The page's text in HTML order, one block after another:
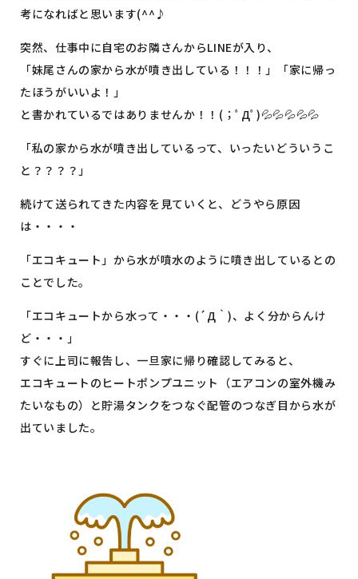
考になればと思います(^^♪
突然、仕事中に自宅のお隣さんからLINEが入り、
「妹尾さんの家から水が噴き出している！！！」「家に帰っ
たほうがいいよ！」
と書かれているではありませんか！！(；ﾟДﾟ)💦💦💦💦💦
「私の家から水が噴き出しているって、いったいどういうこ
と？？？？」
続けて送られてきた内容を見ていくと、どうやら原因
は・・・・
「エコキュート」から水が噴水のように噴き出しているとの
ことでした。
「エコキュートから水って・・・(´Д｀)、よく分からんけ
ど・・・」
すぐに上司に報告し、一旦家に帰り確認してみると、
エコキュートのヒートポンプユニット（エアコンの室外機み
たいなもの）と貯湯タンクをつなぐ配管のつなぎ目から水が
出ていました。